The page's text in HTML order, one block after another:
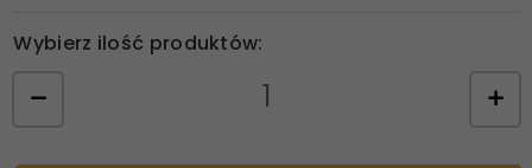
Wybierz ilość produktów: